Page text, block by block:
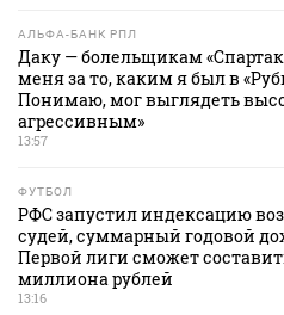
АЛЬФА-БАНК РПЛ
Даку — болельщикам
меня за то, каким я был в
Понимаю, мог выглядеть
агрессивным»
13:57
ФУТБОЛ
РФС запустил индексацию
судей, суммарный годовой
Первой лиги сможет
миллиона рублей
13:16